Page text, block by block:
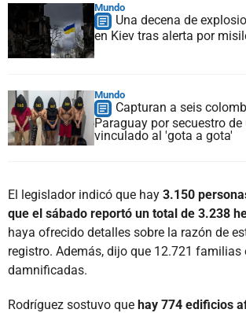
Mundo
Una decena de
en Kiev tras alerta por
Mundo
Capturan a seis
Paraguay por secuestro
vinculado al 'gota a gota'
El legislador indicó que hay 3.150
que el sábado reportó un total de 3.238
haya ofrecido detalles sobre la razón de
registro. Además, dijo que 12.721 familias
damnificadas.
Rodríguez sostuvo que hay 774 edificios